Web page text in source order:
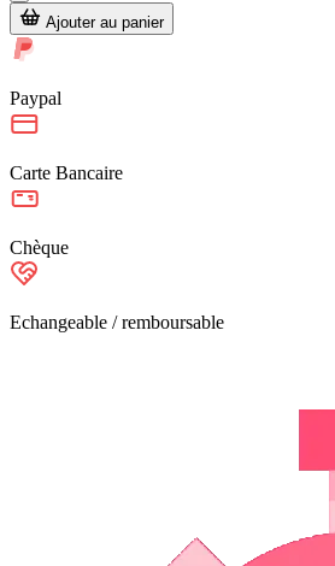
Ajouter au panier
Paypal
Carte Bancaire
Chèque
Echangeable / remboursable